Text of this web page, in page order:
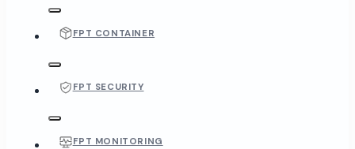
FPT CONTAINER
FPT SECURITY
FPT MONITORING